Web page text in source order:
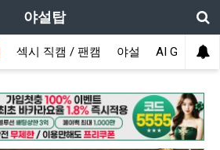
야설탑
섹시 직캠 / 팬캠 야설 AI GIRL